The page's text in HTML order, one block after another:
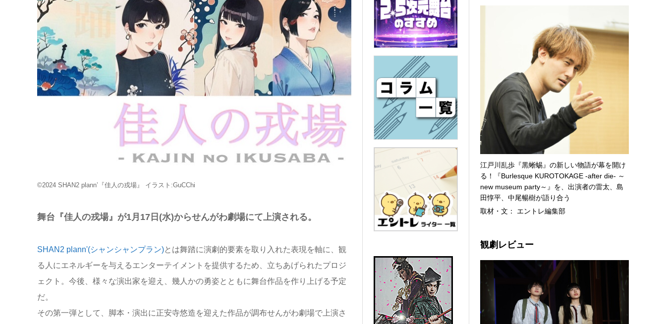
©2024 SHAN2 plann’『佳人の戎場』 イラスト:GuCChi
舞台『佳人の戎場』が1月17日(水)からせんがわ劇場にて上演される。
SHAN2 plann'(シャンシャンプラン)とは舞踏に演劇的要素を取り入れた表現を軸に、観
る人にエネルギーを与えるエンターテイメントを提供するため、立ちあげられたプロジ
ェクト。今後、様々な演出家を迎え、幾人かの勇姿とともに舞台作品を作り上げる予定
だ。
その第一弾として、脚本・演出に正安寺悠造を迎えた作品が調布せんがわ劇場で上演さ
江戸川乱歩『黒蜥蜴』の新しい物語が幕を開け
る！『Burlesque KUROTOKAGE -after die- ～
new museum party～』を、出演者の雷太、島
田惇平、中尾暢樹が語り合う
取材・文： エントレ編集部
観劇レビュー